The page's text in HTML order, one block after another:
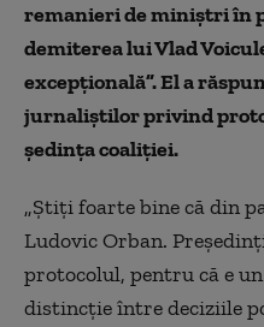
remanieri de miniștri în
demiterea lui Vlad
excepţională”. El a
jurnaliștilor privind
ședința coaliției.
„Ştiţi foarte bine că din
Ludovic Orban.
protocolul, pentru că e
distincţie între deciziile